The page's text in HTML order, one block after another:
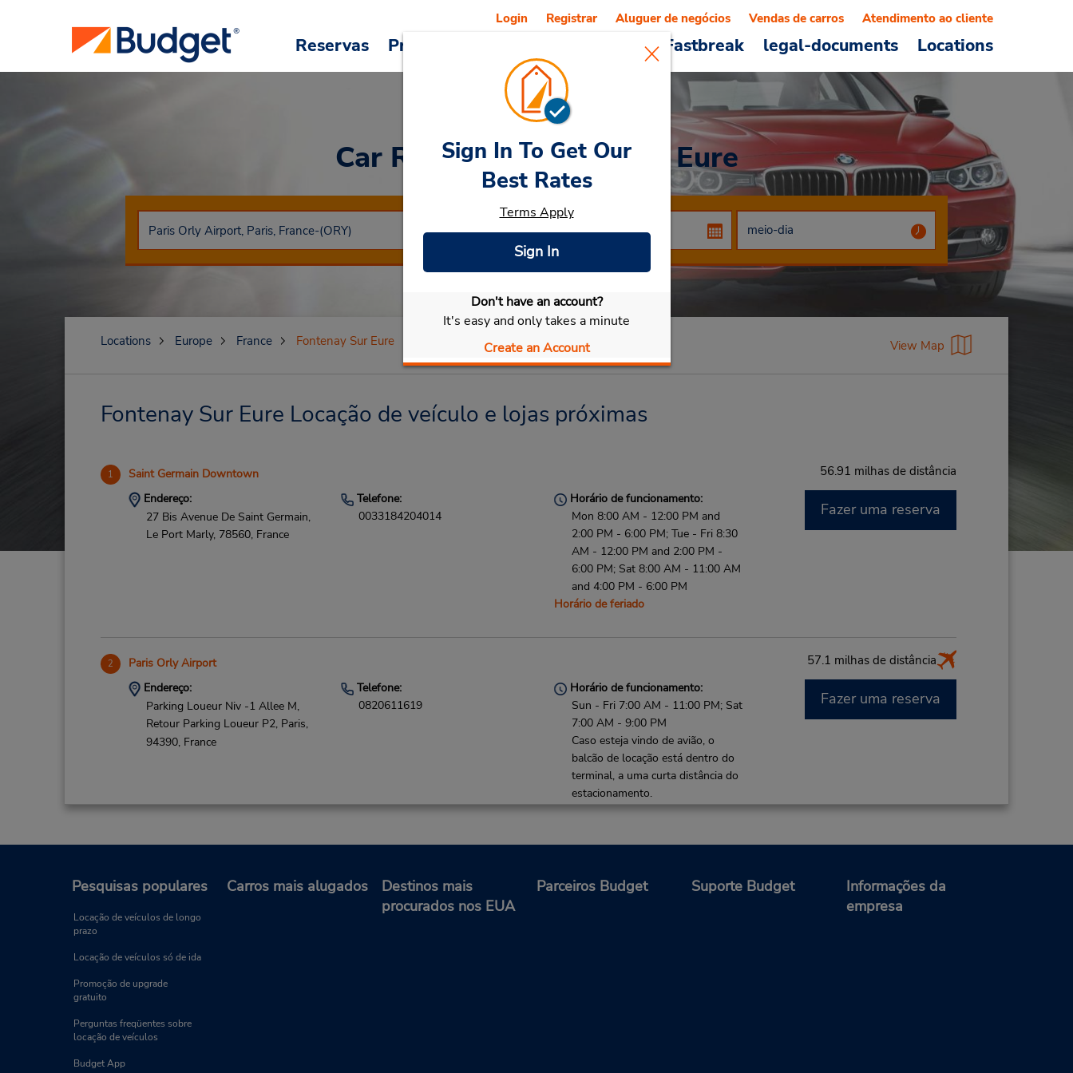
Reservas Promoções Veículos e serviços Fastbreak legal-documents Locations
Login Registrar Aluguer de negócios Vendas de carros Atendimento ao cliente
Car Rental Fontenay Sur Eure
Selecionar meu carro
Sign In To Get Our
Best Rates
Terms Apply
Sign In
Don't have an account?
It's easy and only takes a minute
Create an Account
Locations Europe France Fontenay Sur Eure View Map
Fontenay Sur Eure Locação de veículo e lojas próximas
1 Saint Germain Downtown 56.91 milhas de distância
Endereço:
27 Bis Avenue De Saint Germain,
Le Port Marly, 78560, France
Telefone:
0033184204014
Horário de funcionamento:
Mon 8:00 AM - 12:00 PM and
2:00 PM - 6:00 PM; Tue - Fri 8:30
AM - 12:00 PM and 2:00 PM -
6:00 PM; Sat 8:00 AM - 11:00 AM
and 4:00 PM - 6:00 PM
Horário de feriado
Fazer uma reserva
2 Paris Orly Airport 57.1 milhas de distância
Endereço:
Parking Loueur Niv -1 Allee M,
Retour Parking Loueur P2, Paris,
94390, France
Telefone:
0820611619
Horário de funcionamento:
Sun - Fri 7:00 AM - 11:00 PM; Sat
7:00 AM - 9:00 PM
Caso esteja vindo de avião, o
balcão de locação está dentro do
terminal, a uma curta distância do
estacionamento.
Fazer uma reserva
Endereço:
9 RUE DES CHANTIERS,
0033139209494
Horário de funcionamento:
Fazer uma reserva
Pesquisas populares
Locação de veículos de longo
prazo
Locação de veículos só de ida
Promoção de upgrade
gratuito
Perguntas freqüentes sobre
locação de veículos
Budget App
Carros mais alugados
Destinos mais
procurados nos EUA
Parceiros Budget Suporte Budget
Informações da
empresa